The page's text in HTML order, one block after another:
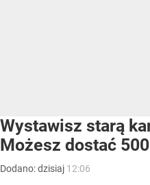
Wystawisz starą
Możesz dostać
Dodano:dzisiaj 12:06